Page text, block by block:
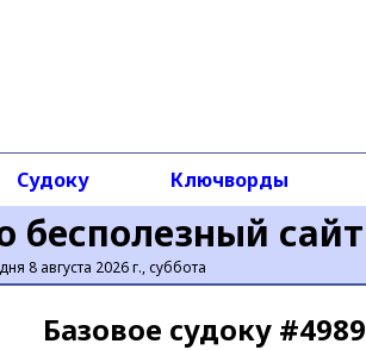
бесполезный сайт
8 августа 2026 г., суббота
Судоку Ключворды
Базовое cудоку #4989